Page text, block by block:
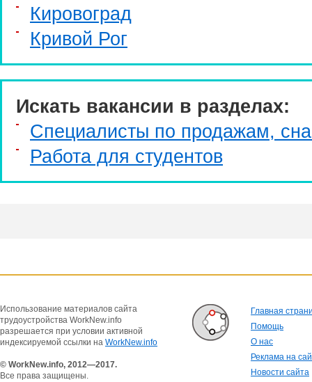
Кировоград
Кривой Рог
Искать вакансии в разделах:
Специалисты по продажам,
Работа для студентов
Использование материалов сайта
трудоустройства WorkNew.info
разрешается при условии активной
индексируемой ссылки на WorkNew.info
© WorkNew.info, 2012—2017.
Все права защищены.
Главная
Помощь
О нас
Реклама на
Новости сайта